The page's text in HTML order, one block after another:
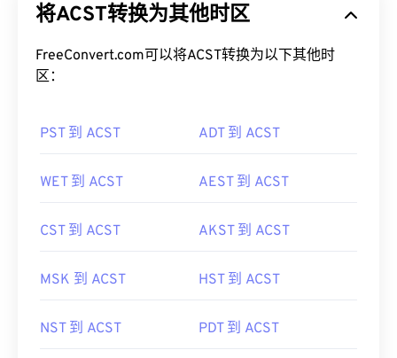
将ACST转换为其他时区
FreeConvert.com可以将ACST转换为以下其他时
区：
PST 到 ACST ADT 到 ACST
WET 到 ACST AEST 到 ACST
CST 到 ACST AKST 到 ACST
MSK 到 ACST HST 到 ACST
NST 到 ACST PDT 到 ACST